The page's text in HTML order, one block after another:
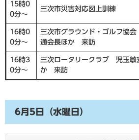
15時0
0分～
三次市災害対応図上訓練
16時0
0分～
三次市グラウンド・ゴルフ協
通会長ほか 来訪
16時3
0分～
三次ロータリークラブ 児玉敏
か 来訪
6月5日（水曜日）